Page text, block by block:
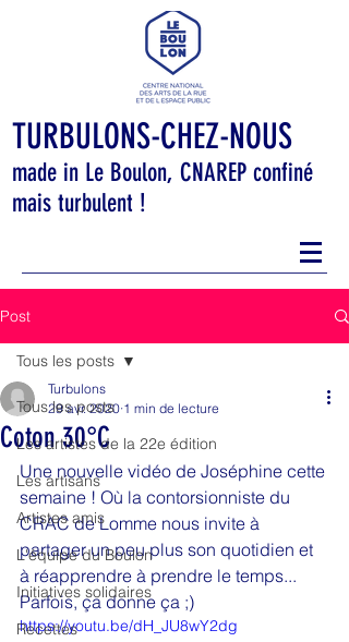
TURBULONS-CHEZ-NOUS
made in Le Boulon, CNAREP confiné
mais turbulent !
Post
Tous les posts
Les artistes de la 22e édition
Les artisans
Artistes amis
L'équipe du Boulon
Initiatives solidaires
Recettes
Tous les posts
Coton 30°C
Turbulons
29 avr. 2020 1 min de lecture
Une nouvelle vidéo de Joséphine cette
semaine ! Où la contorsionniste du
CRAC de Lomme nous invite à
partager un peu plus son quotidien et
à réapprendre à prendre le temps...
Parfois, ça donne ça ;)
https://youtu.be/dH_JU8wY2dg